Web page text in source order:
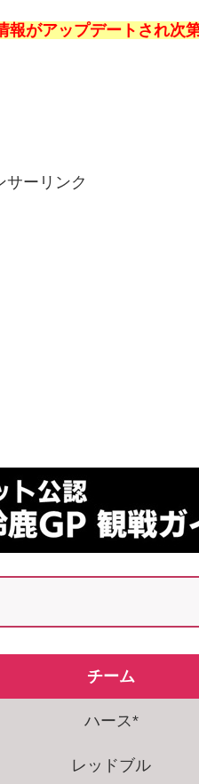
報がアップデートされ次
サーリンク
チーム
ハース*
レッドブル